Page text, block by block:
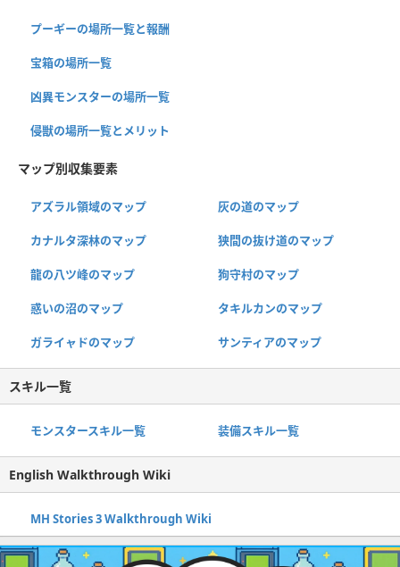
プーギーの場所一覧と報酬
宝箱の場所一覧
凶異モンスターの場所一覧
侵獣の場所一覧とメリット
マップ別収集要素
アズラル領域のマップ 灰の道のマップ
カナルタ深林のマップ 狭間の抜け道のマップ
龍の八ツ峰のマップ 狗守村のマップ
惑いの沼のマップ タキルカンのマップ
ガライャドのマップ サンティアのマップ
スキル一覧
モンスタースキル一覧 装備スキル一覧
English Walkthrough Wiki
MH Stories 3 Walkthrough Wiki